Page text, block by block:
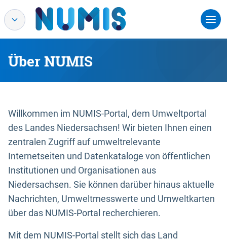
Über NUMIS
Willkommen im NUMIS-Portal, dem Umweltportal
des Landes Niedersachsen! Wir bieten Ihnen einen
zentralen Zugriff auf umweltrelevante
Internetseiten und Datenkataloge von öffentlichen
Institutionen und Organisationen aus
Niedersachsen. Sie können darüber hinaus aktuelle
Nachrichten, Umweltmesswerte und Umweltkarten
über das NUMIS-Portal recherchieren.
Mit dem NUMIS-Portal stellt sich das Land